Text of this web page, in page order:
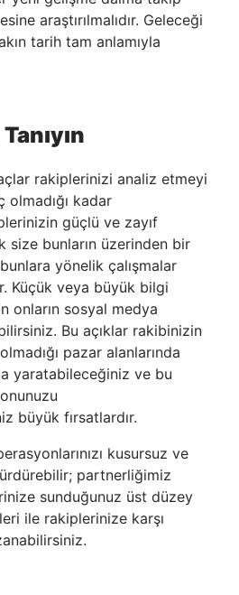
araştırılmalıdır. Geleceği
tarih tam anlamıyla
rakiplerinizi analiz etmeyi
olmadığı kadar
güçlü ve zayıf
size bunların üzerinden bir
yönelik çalışmalar
Küçük veya büyük bilgi
onların sosyal medya
Bu açıklar rakibinizin
pazar alanlarında
yaratabileceğiniz ve bu
büyük fırsatlardır.
kusursuz ve
partnerliğimiz
sunduğunuz üst düzey
ile rakiplerinize karşı